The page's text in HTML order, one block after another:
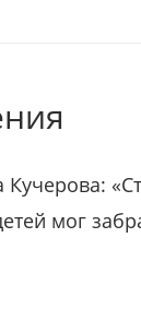
Кучерова:
мог